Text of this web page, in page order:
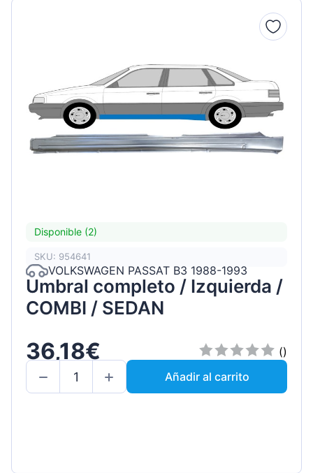
Disponible (2)
SKU: 954641
VOLKSWAGEN PASSAT B3 1988-1993
Umbral completo / Izquierda /
COMBI / SEDAN
36,18€
()
Añadir al carrito